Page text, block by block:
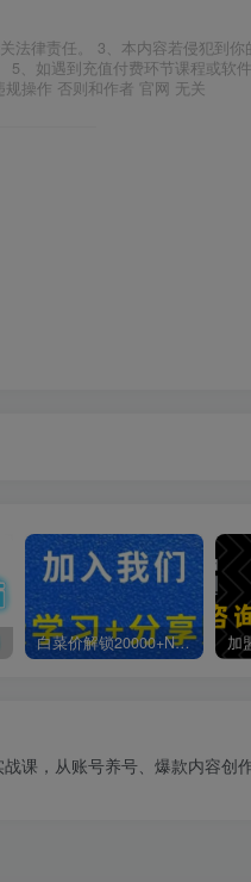
法律责任。 3、本内容若侵犯到
、如遇到充值付费环节课程或软
操作 否则和作者 官网 无关
白菜价解锁20000+N个赚钱机会，加入第一人副业终点站会员，全站资源免费学习。
课，从账号养号、爆款内容创